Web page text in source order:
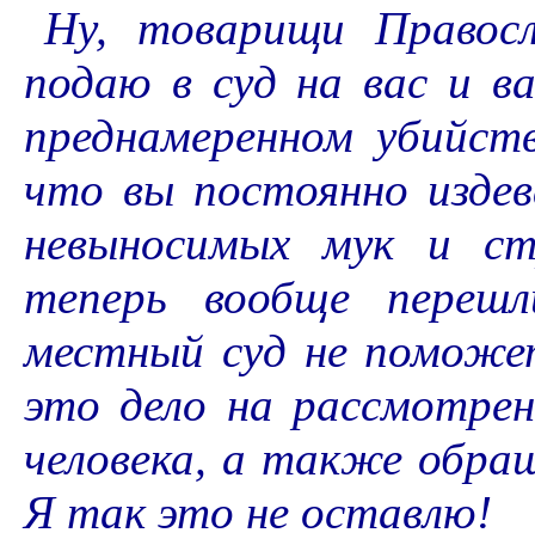
Ну, товарищи
подаю в суд на вас и
преднамеренном
что вы постоянно
невыносимых мук и
теперь вообще
местный суд не
это дело на
человека, а также
Я так это не оставлю!